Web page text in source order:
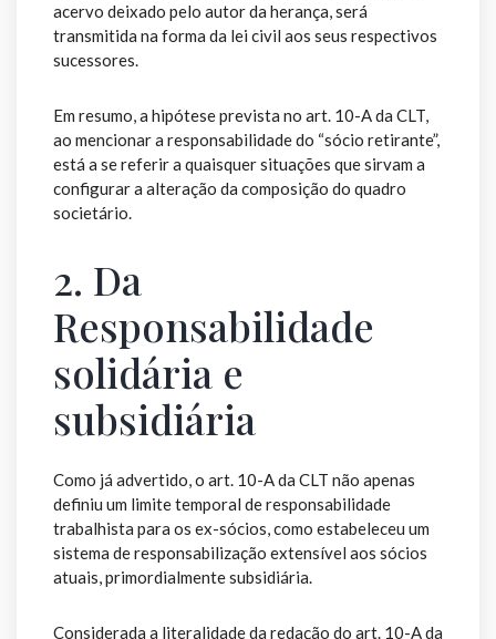
acervo deixado pelo autor da herança, será
transmitida na forma da lei civil aos seus respectivos
sucessores.
Em resumo, a hipótese prevista no art. 10-A da CLT,
ao mencionar a responsabilidade do “sócio retirante”,
está a se referir a quaisquer situações que sirvam a
configurar a alteração da composição do quadro
societário.
2. Da
Responsabilidade
solidária e
subsidiária
Como já advertido, o art. 10-A da CLT não apenas
definiu um limite temporal de responsabilidade
trabalhista para os ex-sócios, como estabeleceu um
sistema de responsabilização extensível aos sócios
atuais, primordialmente subsidiária.
Considerada a literalidade da redação do art. 10-A da